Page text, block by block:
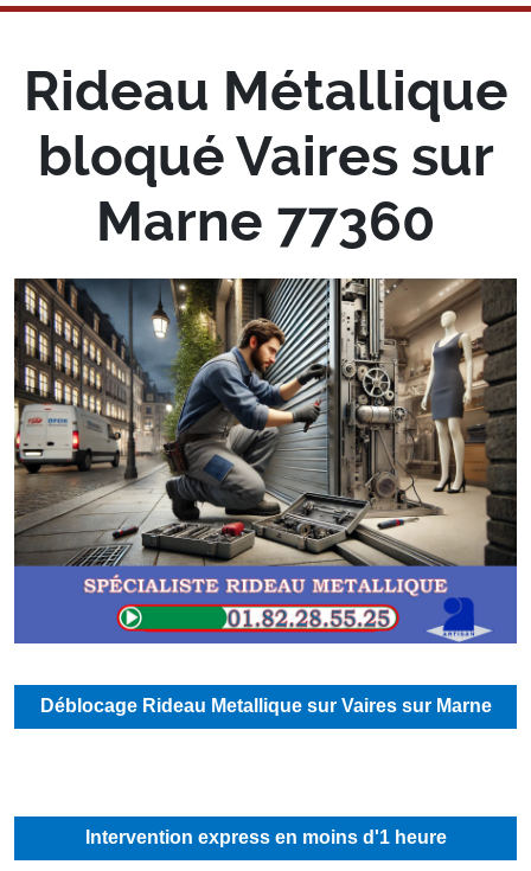
Rideau Métallique
bloqué Vaires sur
Marne 77360
Déblocage Rideau Metallique sur Vaires sur Marne
Intervention express en moins d'1 heure